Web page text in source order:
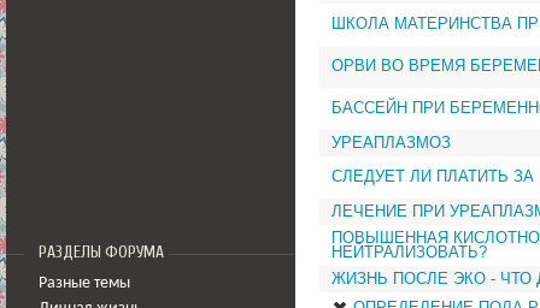
РАЗДЕЛЫ ФОРУМА
Разные темы
ШКОЛА МАТЕРИНСТВА
ОРВИ ВО ВРЕМЯ
БАССЕЙН ПРИ
УРЕАПЛАЗМОЗ
СЛЕДУЕТ ЛИ ПЛАТИТЬ ЗА
ЛЕЧЕНИЕ ПРИ
ПОВЫШЕННАЯ
НЕЙТРАЛИЗОВАТЬ?
ЖИЗНЬ ПОСЛЕ ЭКО - ЧТО